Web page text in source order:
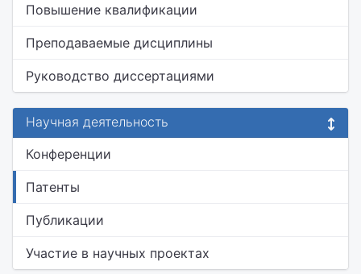
Повышение квалификации
Преподаваемые дисциплины
Руководство диссертациями
Научная деятельность
Конференции
Патенты
Публикации
Участие в научных проектах